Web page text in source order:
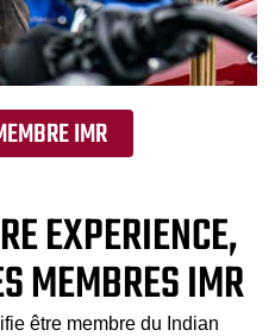
IMR
EXPERIENCE,
MEMBRES IMR
être membre du Indian